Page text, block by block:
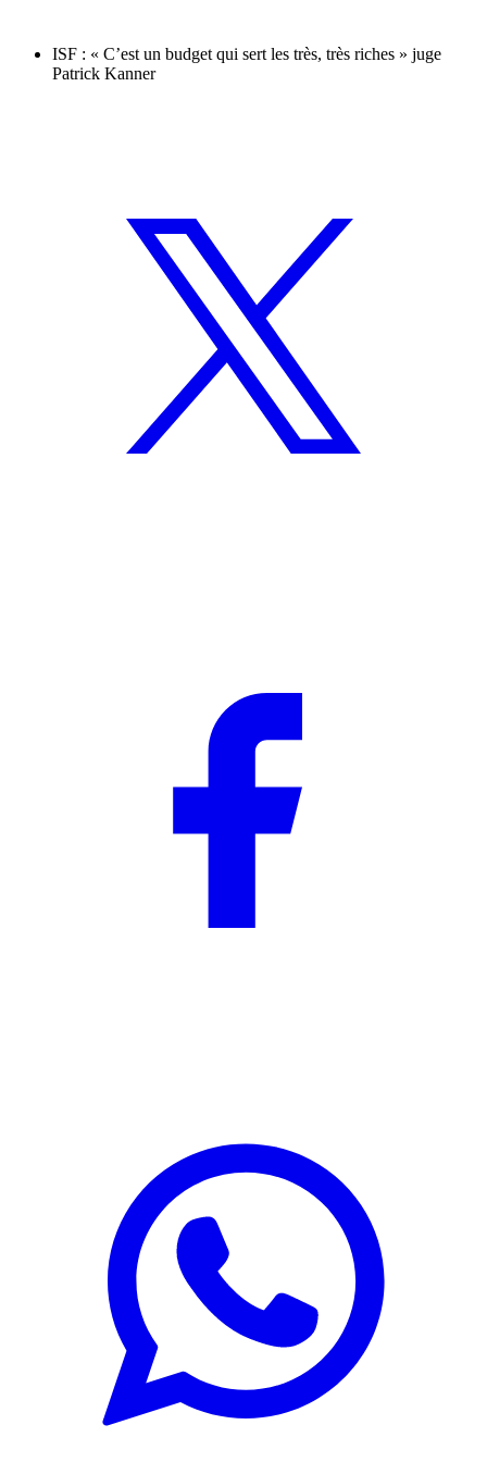
ISF : « C’est un budget qui sert les très, très riches » juge
Patrick Kanner